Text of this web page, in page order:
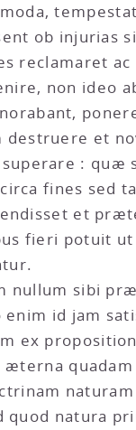
ob injurias
reclamaret
non ideo
et
: quæ
fines sed
et
fieri potuit
nullum sibi
id jam
ex
quadam
quod natura